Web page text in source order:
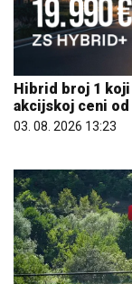
Hibrid broj 1 koji
akcijskoj ceni od
03. 08. 2026 13:23